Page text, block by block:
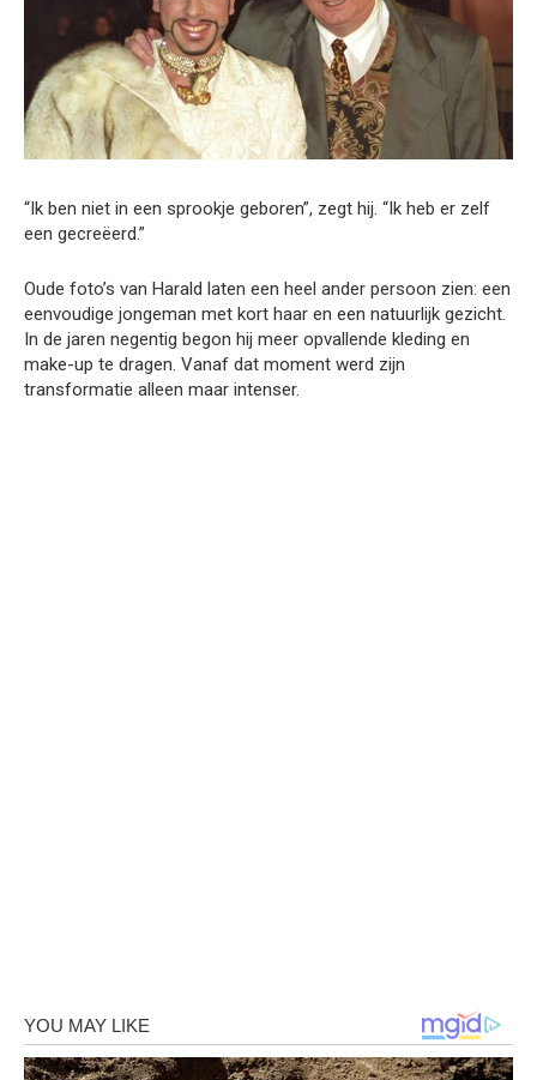
“Ik ben niet in een sprookje geboren”, zegt hij. “Ik heb er zelf
een gecreëerd.”
Oude foto’s van Harald laten een heel ander persoon zien: een
eenvoudige jongeman met kort haar en een natuurlijk gezicht.
In de jaren negentig begon hij meer opvallende kleding en
make-up te dragen. Vanaf dat moment werd zijn
transformatie alleen maar intenser.